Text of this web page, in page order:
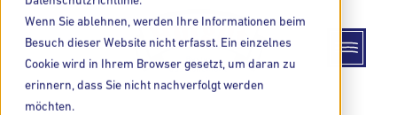
Wenn Sie ablehnen, werden Ihre Informationen beim
Besuch dieser Website nicht erfasst. Ein einzelnes
Cookie wird in Ihrem Browser gesetzt, um daran zu
erinnern, dass Sie nicht nachverfolgt werden
möchten.